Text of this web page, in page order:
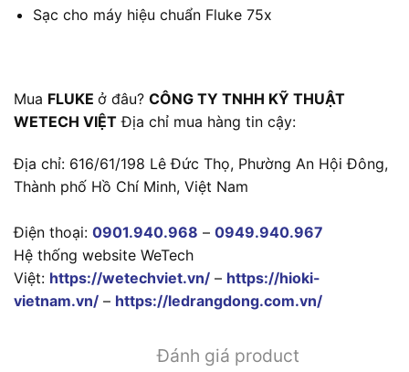
Sạc cho máy hiệu chuẩn Fluke 75x
Mua FLUKE ở đâu? CÔNG TY TNHH KỸ THUẬT
WETECH VIỆT Địa chỉ mua hàng tin cậy:
Địa chỉ: 616/61/198 Lê Đức Thọ, Phường An Hội Đông,
Thành phố Hồ Chí Minh, Việt Nam
Điện thoại: 0901.940.968 – 0949.940.967
Hệ thống website WeTech
Việt: https://wetechviet.vn/ – https://hioki-
vietnam.vn/ – https://ledrangdong.com.vn/
Đánh giá product